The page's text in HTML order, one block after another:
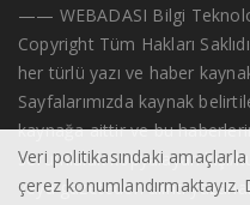
—— WEBADASI Bilgi
Copyright Tüm Hakları
her türlü yazı ve haber
Sayfalarımızda kaynak
kaynağa aittir ve bu
sorumluluk kopyalayan kişi/
veya gazeteden alıntı
Veri politikasındaki
çerez